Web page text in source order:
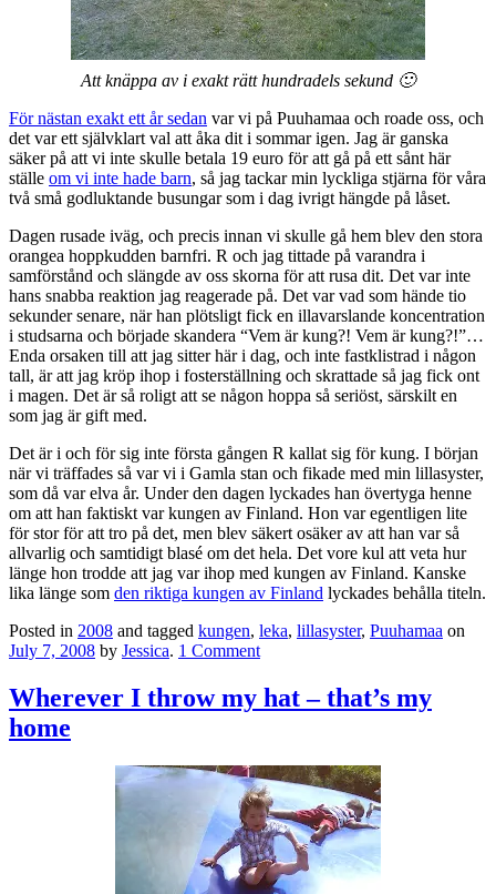
Att knäppa av i exakt rätt hundradels sekund 🙂
För nästan exakt ett år sedan var vi på Puuhamaa och roade oss, och
det var ett självklart val att åka dit i sommar igen. Jag är ganska
säker på att vi inte skulle betala 19 euro för att gå på ett sånt här
ställe om vi inte hade barn, så jag tackar min lyckliga stjärna för våra
två små godluktande busungar som i dag ivrigt hängde på låset.
Dagen rusade iväg, och precis innan vi skulle gå hem blev den stora
orangea hoppkudden barnfri. R och jag tittade på varandra i
samförstånd och slängde av oss skorna för att rusa dit. Det var inte
hans snabba reaktion jag reagerade på. Det var vad som hände tio
sekunder senare, när han plötsligt fick en illavarslande koncentration
i studsarna och började skandera “Vem är kung?! Vem är kung?!”…
Enda orsaken till att jag sitter här i dag, och inte fastklistrad i någon
tall, är att jag kröp ihop i fosterställning och skrattade så jag fick ont
i magen. Det är så roligt att se någon hoppa så seriöst, särskilt en
som jag är gift med.
Det är i och för sig inte första gången R kallat sig för kung. I början
när vi träffades så var vi i Gamla stan och fikade med min lillasyster,
som då var elva år. Under den dagen lyckades han övertyga henne
om att han faktiskt var kungen av Finland. Hon var egentligen lite
för stor för att tro på det, men blev säkert osäker av att han var så
allvarlig och samtidigt blasé om det hela. Det vore kul att veta hur
länge hon trodde att jag var ihop med kungen av Finland. Kanske
lika länge som den riktiga kungen av Finland lyckades behålla titeln.
Posted in 2008 and tagged kungen, leka, lillasyster, Puuhamaa on
July 7, 2008 by Jessica. 1 Comment
Wherever I throw my hat – that’s my
home